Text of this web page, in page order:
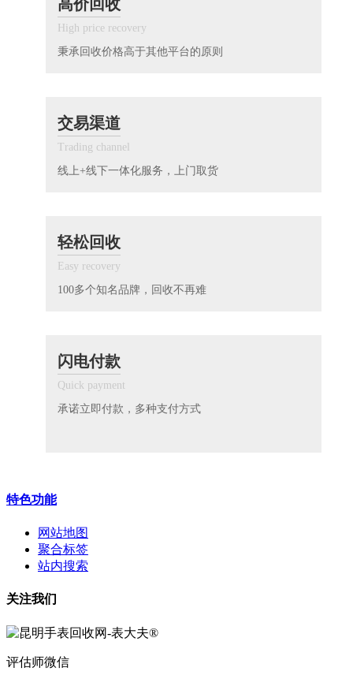
高价回收
High price recovery
秉承回收价格高于其他平台的原则
交易渠道
Trading channel
线上+线下一体化服务，上门取货
轻松回收
Easy recovery
100多个知名品牌，回收不再难
闪电付款
Quick payment
承诺立即付款，多种支付方式
特色功能
网站地图
聚合标签
站内搜索
关注我们
评估师微信